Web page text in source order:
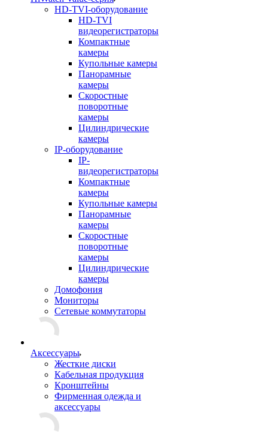
HD-TVI-оборудование
HD-TVI
видеорегистраторы
Компактные
камеры
Купольные камеры
Панорамные
камеры
Скоростные
поворотные
камеры
Цилиндрические
камеры
IP-оборудование
IP-
видеорегистраторы
Компактные
камеры
Купольные камеры
Панорамные
камеры
Скоростные
поворотные
камеры
Цилиндрические
камеры
Домофония
Мониторы
Сетевые коммутаторы
Аксессуары
Жесткие диски
Кабельная продукция
Кронштейны
Фирменная одежда и
аксессуары